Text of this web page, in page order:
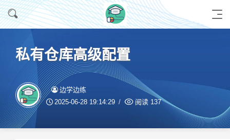
私有仓库高级配置
边学边练
2025-06-28 19:14:29 阅读 137